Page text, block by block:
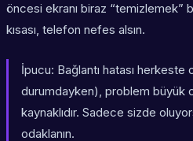
öncesi ekranı biraz “temizlemek”
kısası, telefon nefes alsın.
İpucu: Bağlantı hatası herkeste
durumdayken), problem büyük
kaynaklıdır. Sadece sizde
odaklanın.